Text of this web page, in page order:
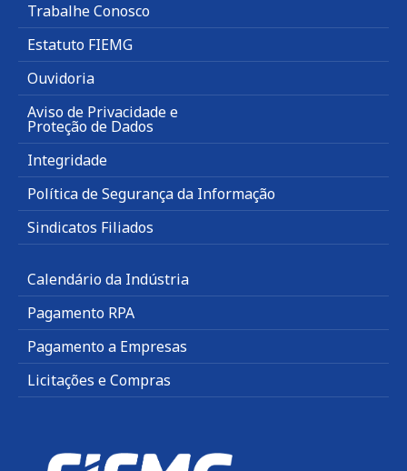
Trabalhe Conosco
Estatuto FIEMG
Ouvidoria
Aviso de Privacidade e
Proteção de Dados
Integridade
Política de Segurança da Informação
Sindicatos Filiados
Calendário da Indústria
Pagamento RPA
Pagamento a Empresas
Licitações e Compras